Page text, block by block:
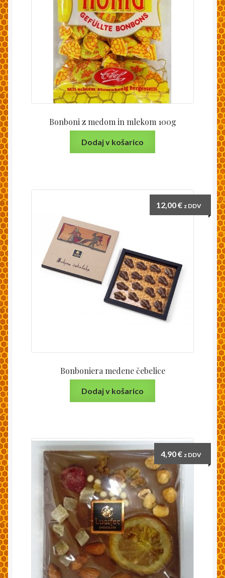
Bonboni z medom in mlekom 100g
Dodaj v košarico
Bonboniera medene čebelice
12,00€ z DDV
Dodaj v košarico
4,90€ z DDV